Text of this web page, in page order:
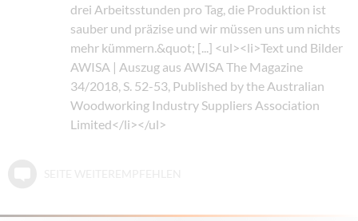
drei Arbeitsstunden pro Tag, die Produktion ist
sauber und präzise und wir müssen uns um nichts
mehr kümmern.&quot; [...] <ul><li>Text und Bilder
AWISA | Auszug aus AWISA The Magazine
34/2018, S. 52-53, Published by the Australian
Woodworking Industry Suppliers Association
Limited</li></ul>